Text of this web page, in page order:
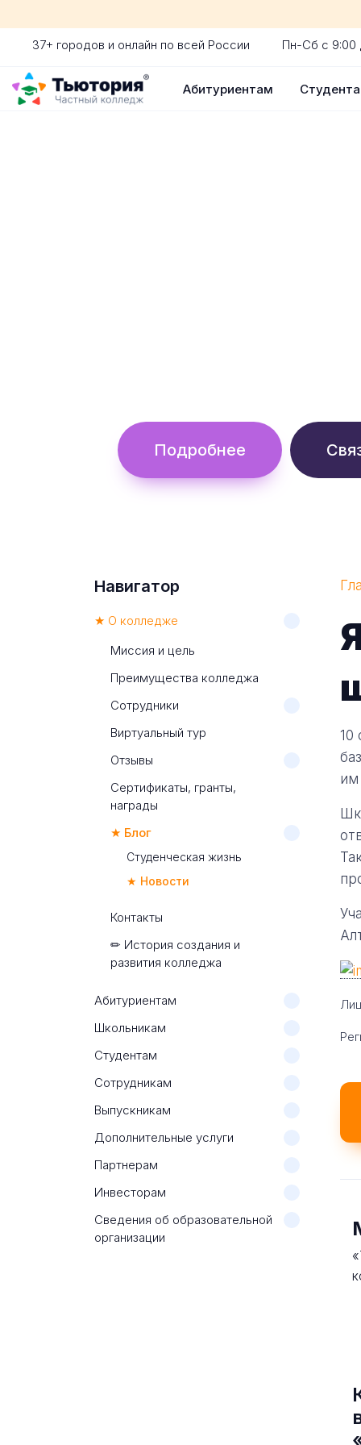
37+ городов и онлайн по всей России Пн-Сб с 9:00
Абитуриентам
Подробнее
Навигатор
★ О колледже
Миссия и цель
Преимущества колледжа
Сотрудники
Виртуальный тур
Отзывы
Сертификаты, гранты,
награды
★ Блог
Студенческая жизнь
★ Новости
Контакты
✏ История создания и
развития колледжа
Абитуриентам
Школьникам
Студентам
Сотрудникам
Выпускникам
Дополнительные услуги
Партнерам
Инвесторам
Сведения об образовательной
организации
10
им